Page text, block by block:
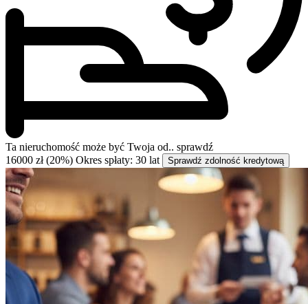
Ta nieruchomość może być Twoja od.. sprawdź
16000 zł (20%) Okres spłaty: 30 lat Sprawdź zdolność kredytową